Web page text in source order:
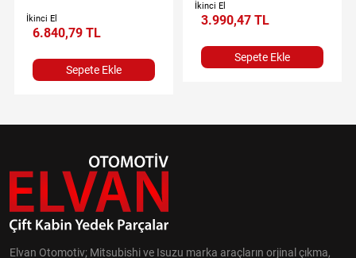
İkinci El
6.840,79 TL
Sepete Ekle
İkinci El
3.990,47 TL
Sepete Ekle
Elvan Otomotiv; Mitsubishi ve Isuzu marka araçların orjinal çıkma,